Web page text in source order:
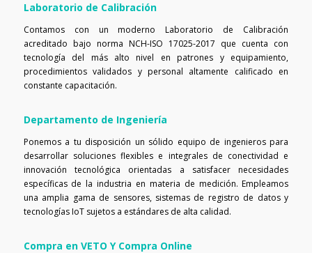
Laboratorio de Calibración
Contamos con un moderno Laboratorio de Calibración
acreditado bajo norma NCH-ISO 17025-2017 que cuenta con
tecnología del más alto nivel en patrones y equipamiento,
procedimientos validados y personal altamente calificado en
constante capacitación.
Departamento de Ingeniería
Ponemos a tu disposición un sólido equipo de ingenieros para
desarrollar soluciones flexibles e integrales de conectividad e
innovación tecnológica orientadas a satisfacer necesidades
específicas de la industria en materia de medición. Empleamos
una amplia gama de sensores, sistemas de registro de datos y
tecnologías IoT sujetos a estándares de alta calidad.
Compra en VETO Y Compra Online